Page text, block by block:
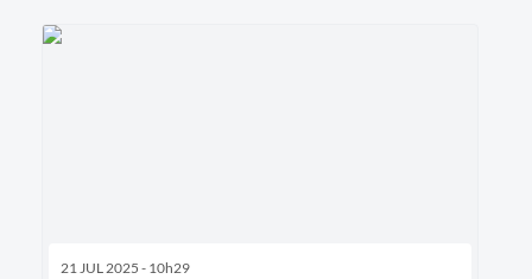
21 JUL 2025 - 10h29